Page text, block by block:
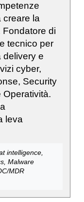
creare la
Fondatore di
tecnico per
delivery e
cyber,
Security
Operatività.
leva
intelligence,
Malware
MDR